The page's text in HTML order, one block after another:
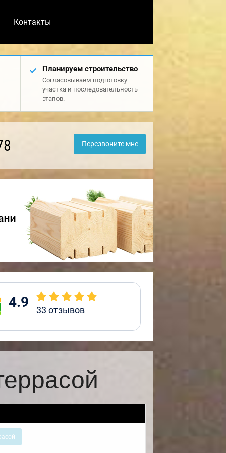
Контакты
Планируем строительство
Согласовываем подготовку
участка и последовательность
этапов.
Перезвоните мне
4.9 33 отзывов